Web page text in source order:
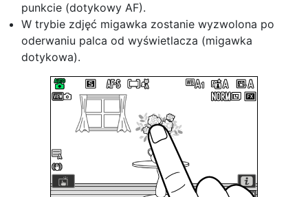
punkcie (dotykowy AF).
W trybie zdjęć migawka zostanie wyzwolona po
oderwaniu palca od wyświetlacza (migawka
dotykowa).